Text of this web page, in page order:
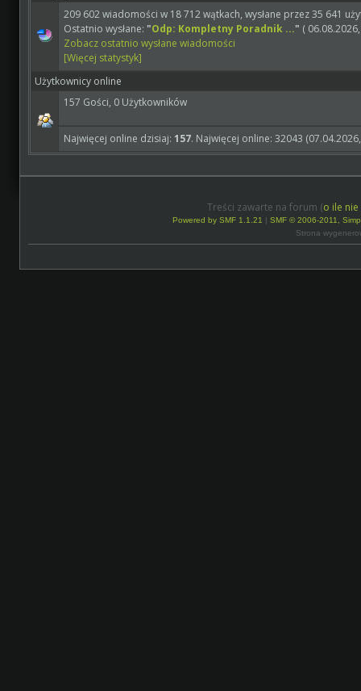
209 602 wiadomości w 18 712 wątkach, wysłane przez 35 641
Ostatnio wysłane: "Odp: Kompletny Poradnik ..." (
Zobacz ostatnio wysłane wiadomości
[Więcej statystyk]
Użytkownicy online
157 Gości, 0 Użytkowników
Najwięcej online dzisiaj:157. Najwięcej online: 32043
Treści zawarte na forum (o ile
Powered by SMF 1.1.21 | SMF © 2006-2011,
Strona